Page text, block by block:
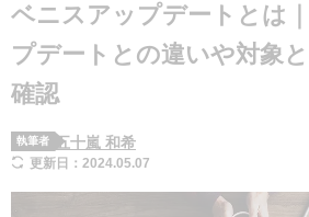
ベニスアップデートとは
プデートとの違いや対象
確認
執筆者 五十嵐 和希
更新日：2024.05.07